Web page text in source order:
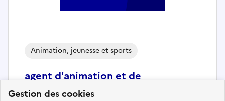
Gestion des cookies
agent d'animation et de
surveillance au restaurant scolaire -
Animation, jeunesse et sports